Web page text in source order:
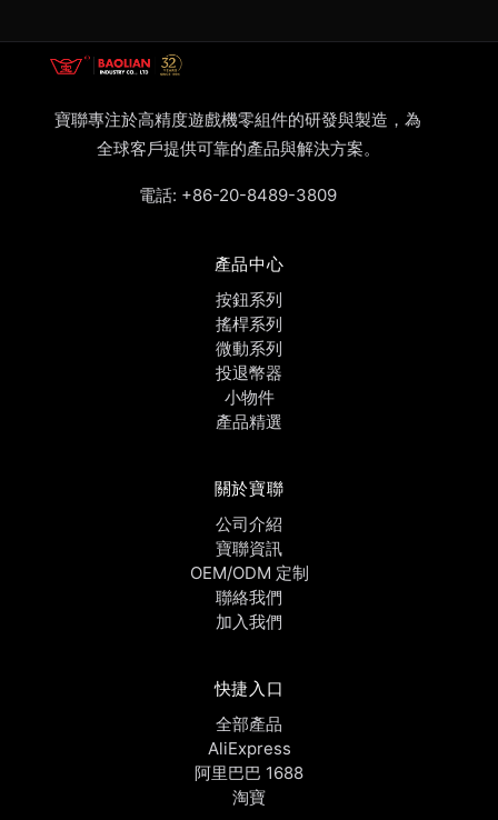
寶聯專注於高精度遊戲機零組件的研發與製造，為
全球客戶提供可靠的產品與解決方案。
電話: +86-20-8489-3809
產品中心
按鈕系列
搖桿系列
微動系列
投退幣器
小物件
產品精選
關於寶聯
公司介紹
寶聯資訊
OEM/ODM 定制
聯絡我們
加入我們
快捷入口
全部產品
AliExpress
阿里巴巴 1688
淘寶